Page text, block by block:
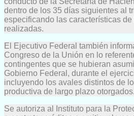
dentro de los 35 días siguientes al
especificando las características
realizadas.
El Ejecutivo Federal también
Congreso de la Unión en lo
contingentes que se hubieran
Gobierno Federal, durante el
incluyendo los avales distintos de
productiva de largo plazo otorgados.
Se autoriza al Instituto para la